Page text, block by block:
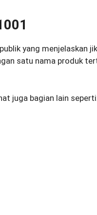
yang menjelaskan
satu nama produk
juga bagian lain